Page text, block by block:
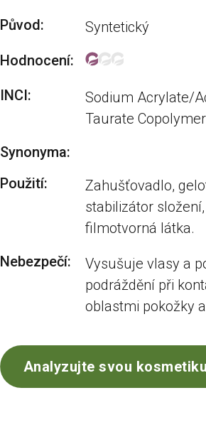
Původ:
Syntetický
Hodnocení:
INCI:
Sodium Acrylate/
Taurate Copolymer
Synonyma:
Použití:
Zahušťovadlo,
stabilizátor
filmotvorná látka.
Nebezpečí:
Vysušuje vlasy a
podráždění při
oblastmi pokožky
Analyzujte svou kosmetiku